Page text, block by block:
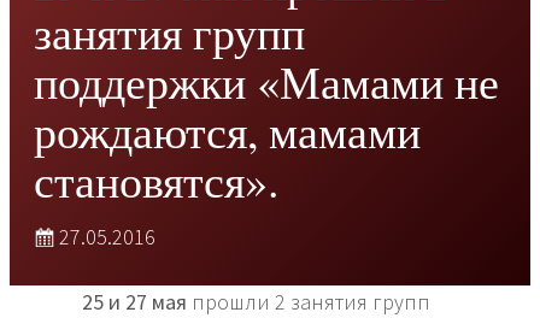
занятия групп
поддержки «Мамами не
рождаются, мамами
становятся».
27.05.2016
25 и 27 мая прошли 2 занятия групп